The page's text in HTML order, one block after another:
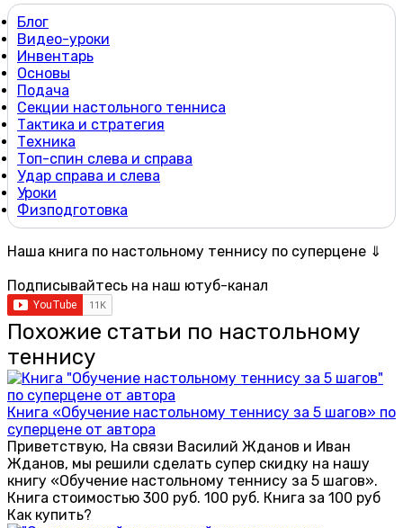
Блог
Видео-уроки
Инвентарь
Основы
Подача
Секции настольного тенниса
Тактика и стратегия
Техника
Топ-спин слева и справа
Удар справа и слева
Уроки
Физподготовка
Наша книга по настольному теннису по суперцене ⇓
Подписывайтесь на наш ютуб-канал
Похожие статьи по настольному
теннису
Книга «Обучение настольному теннису за 5 шагов» по
суперцене от автора
Приветствую, На связи Василий Жданов и Иван
Жданов, мы решили сделать супер скидку на нашу
книгу «Обучение настольному теннису за 5 шагов».
Книга стоимостью 300 руб. 100 руб. Книга за 100 руб
Как купить?